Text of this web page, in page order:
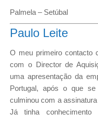
Palmela – Setúbal
Paulo Leite
O meu primeiro contacto
com o Director de
uma apresentação da
Portugal, após o que
culminou com a
Já tinha